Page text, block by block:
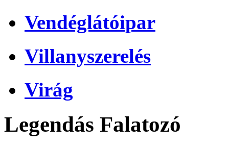
Vendéglátóipar
Villanyszerelés
Virág
Legendás Falatozó